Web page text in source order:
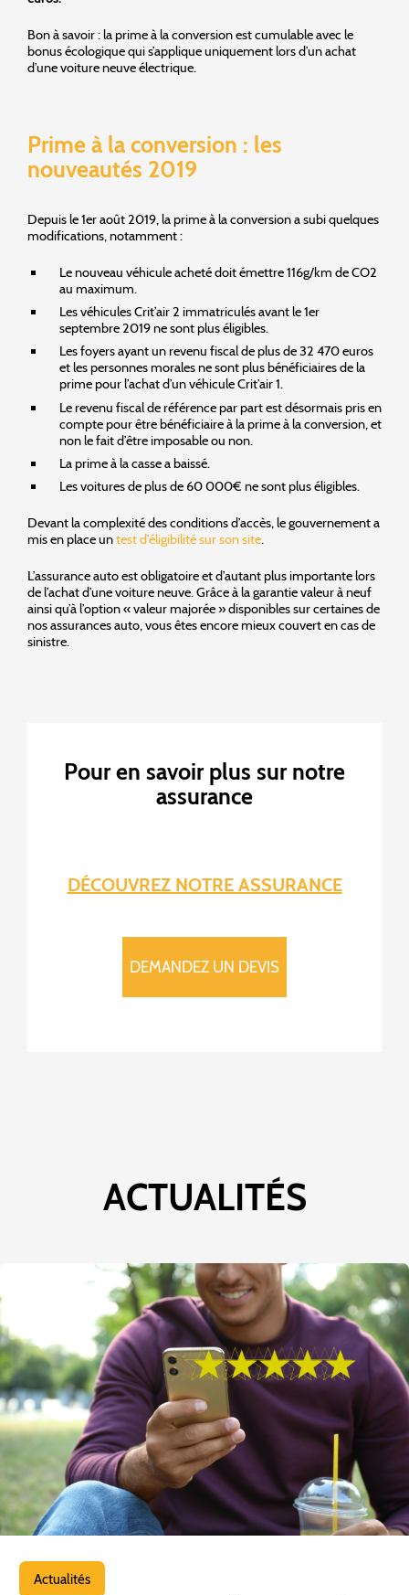
Bon à savoir : la prime à la conversion est cumulable avec le
bonus écologique qui s’applique uniquement lors d’un achat
d’une voiture neuve électrique.
Prime à la conversion : les
nouveautés 2019
Depuis le 1er août 2019, la prime à la conversion a subi quelques
modifications, notamment :
Le nouveau véhicule acheté doit émettre 116g/km de CO2
au maximum.
Les véhicules Crit’air 2 immatriculés avant le 1er
septembre 2019 ne sont plus éligibles.
Les foyers ayant un revenu fiscal de plus de 32 470 euros
et les personnes morales ne sont plus bénéficiaires de la
prime pour l’achat d’un véhicule Crit’air 1.
Le revenu fiscal de référence par part est désormais pris en
compte pour être bénéficiaire à la prime à la conversion, et
non le fait d’être imposable ou non.
La prime à la casse a baissé.
Les voitures de plus de 60 000€ ne sont plus éligibles.
Devant la complexité des conditions d’accès, le gouvernement a
mis en place untest d’éligibilité sur son site.
L’assurance auto est obligatoire et d’autant plus importante lors
de l’achat d’une voiture neuve. Grâce à la garantie valeur à neuf
ainsi qu’à l’option « valeur majorée » disponibles sur certaines de
nos assurances auto, vous êtes encore mieux couvert en cas de
sinistre.
Pour en savoir plus sur notre
assurance
DÉCOUVREZ NOTRE ASSURANCE
DEMANDEZ UN DEVIS
ACTUALITÉS
Actualités